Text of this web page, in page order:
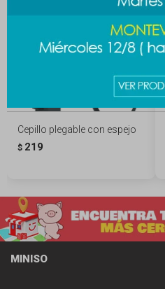
Cepillo plegable con espejo
$ 219
MINISO